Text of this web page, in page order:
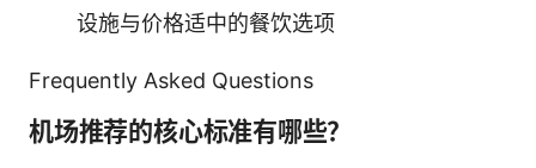
设施与价格适中的餐饮选项
Frequently Asked Questions
机场推荐的核心标准有哪些？